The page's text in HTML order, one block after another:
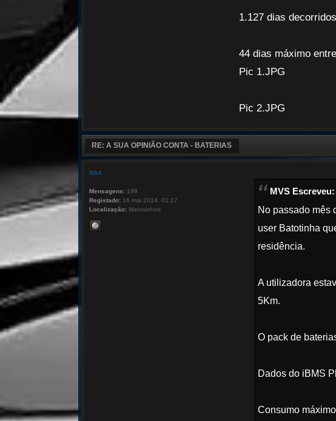
1.127 dias
44 dias máximo
Pic 1.JPG
Pic 2.JPG
RE: A SUA OPINIÃO CONTA - BATERIAS
MVS Escreveu:
No passado mês
user Batotinha
residência.
A utilizadora
5Km.
O pack de
Dados do iBMS
Consumo
RAA
Mensagens: 199
Registado: 16 mai 2014, 01:17
Localização: Matosinhos